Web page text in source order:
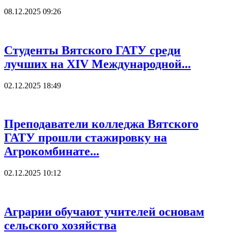
08.12.2025 09:26
Студенты Вятского ГАТУ среди
лучших на XIV Международной...
02.12.2025 18:49
Преподаватели колледжа Вятского
ГАТУ прошли стажировку на
Агрокомбинате...
02.12.2025 10:12
Аграрии обучают учителей основам
сельского хозяйства